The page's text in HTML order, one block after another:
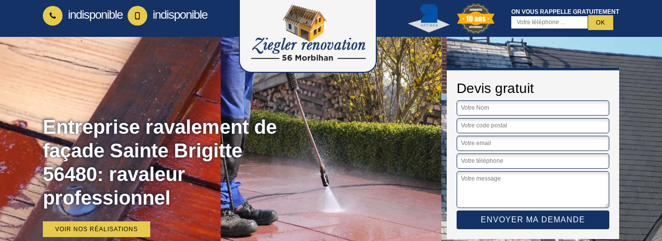
indisponible indisponible ON VOUS RAPPELLE GRATUITEMENT
Entreprise ravalement de
façade Sainte Brigitte
56480: ravaleur
professionnel
VOIR NOS RÉALISATIONS
Devis gratuit